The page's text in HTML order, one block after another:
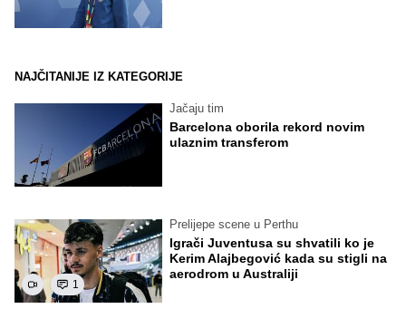
NAJČITANIJE IZ KATEGORIJE
Jačaju tim
Barcelona oborila rekord novim
ulaznim transferom
1
Prelijepe scene u Perthu
Igrači Juventusa su shvatili ko je
Kerim Alajbegović kada su stigli na
aerodrom u Australiji